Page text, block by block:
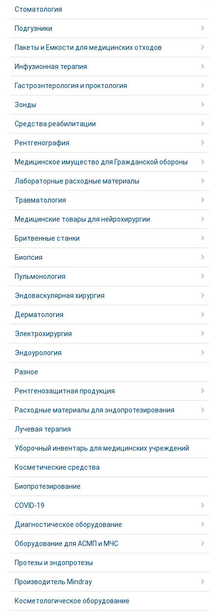
Стоматология
Подгузники
Пакеты и Емкости для медицинских отходов
Инфузионная терапия
Гастроэнтерология и проктология
Зонды
Средства реабилитации
Рентгенография
Медицинское имущество для Гражданской обороны
Лабораторные расходные материалы
Травматология
Медицинские товары для нейрохирургии
Бритвенные станки
Биопсия
Пульмонология
Эндоваскулярная хирургия
Дерматология
Электрохирургия
Эндоурология
Разное
Рентгенозащитная продукция
Расходные материалы для эндопротезирования
Лучевая терапия
Уборочный инвентарь для медицинских учреждений
Косметические средства
Биопротезирование
COVID-19
Диагностическое оборудование
Оборудование для АСМП и МЧС
Протезы и эндопротезы
Производитель Mindray
Косметологическое оборудование